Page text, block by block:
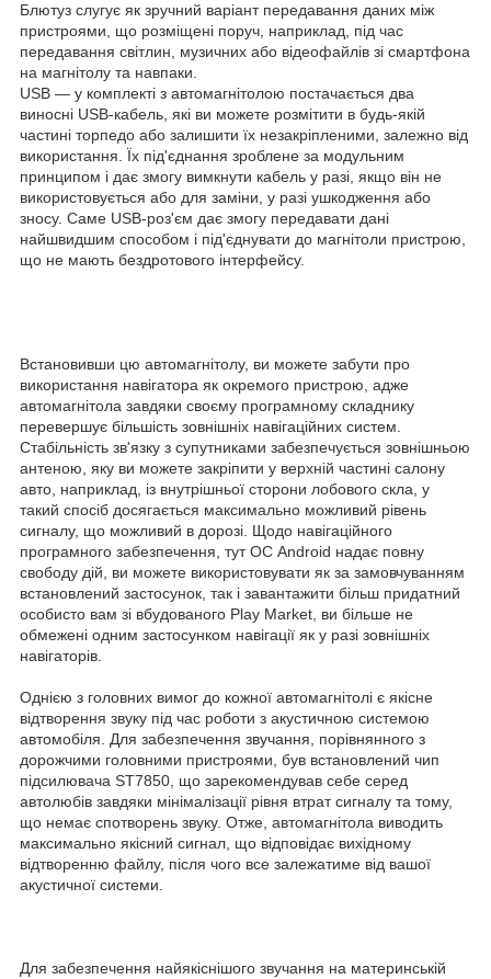
Блютуз слугує як зручний варіант передавання даних між
пристроями, що розміщені поруч, наприклад, під час
передавання світлин, музичних або відеофайлів зі смартфона
на магнітолу та навпаки.
USB — у комплекті з автомагнітолою постачається два
виносні USB-кабель, які ви можете розмітити в будь-якій
частині торпедо або залишити їх незакріпленими, залежно від
використання. Їх під'єднання зроблене за модульним
принципом і дає змогу вимкнути кабель у разі, якщо він не
використовується або для заміни, у разі ушкодження або
зносу. Саме USB-роз'єм дає змогу передавати дані
найшвидшим способом і під'єднувати до магнітоли пристрою,
що не мають бездротового інтерфейсу.
Встановивши цю автомагнітолу, ви можете забути про
використання навігатора як окремого пристрою, адже
автомагнітола завдяки своєму програмному складнику
перевершує більшість зовнішніх навігаційних систем.
Стабільність зв'язку з супутниками забезпечується зовнішньою
антеною, яку ви можете закріпити у верхній частині салону
авто, наприклад, із внутрішньої сторони лобового скла, у
такий спосіб досягається максимально можливий рівень
сигналу, що можливий в дорозі. Щодо навігаційного
програмного забезпечення, тут ОС Android надає повну
свободу дій, ви можете використовувати як за замовчуванням
встановлений застосунок, так і завантажити більш придатний
особисто вам зі вбудованого Play Market, ви більше не
обмежені одним застосунком навігації як у разі зовнішніх
навігаторів.
Однією з головних вимог до кожної автомагнітолі є якісне
відтворення звуку під час роботи з акустичною системою
автомобіля. Для забезпечення звучання, порівнянного з
дорожчими головними пристроями, був встановлений чип
підсилювача ST7850, що зарекомендував себе серед
автолюбів завдяки мінімалізації рівня втрат сигналу та тому,
що немає спотворень звуку. Отже, автомагнітола виводить
максимально якісний сигнал, що відповідає вихідному
відтворенню файлу, після чого все залежатиме від вашої
акустичної системи.
Для забезпечення найякіснішого звучання на материнській